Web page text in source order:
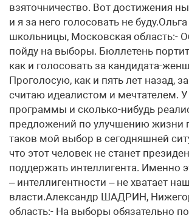
взяточничество. Вот достижения
и я за него голосовать не
школьницы, Московская область:-
пойду на выборы. Бюллетень
как и голосовать за кандидата-
Проголосую, как и пять лет назад, за
считаю идеалистом и мечтателем. У
программы и сколько-нибудь
предложений по улучшению жизни
таков мой выбор в сегодняшней
что этот человек не станет
поддержать интеллигента. Именно
– интеллигентности – не хватает
власти.Александр ШАДРИН,
область:- На выборы обязательно